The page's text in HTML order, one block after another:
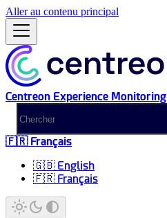
Aller au contenu principal
Centreon Experience Monitoring
🇫🇷 Français
🇬🇧 English
🇫🇷 Français